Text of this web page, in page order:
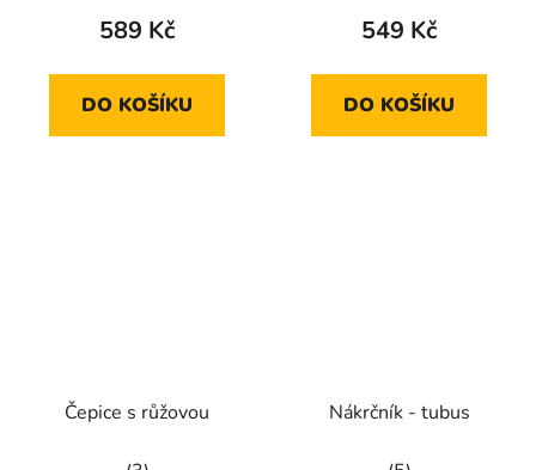
produktu
5,0
z
589 Kč
DO KOŠÍKU
produktu
5,0
z
549 Kč
DO KOŠÍKU
Čepice s růžovou Nákrčník - tubus